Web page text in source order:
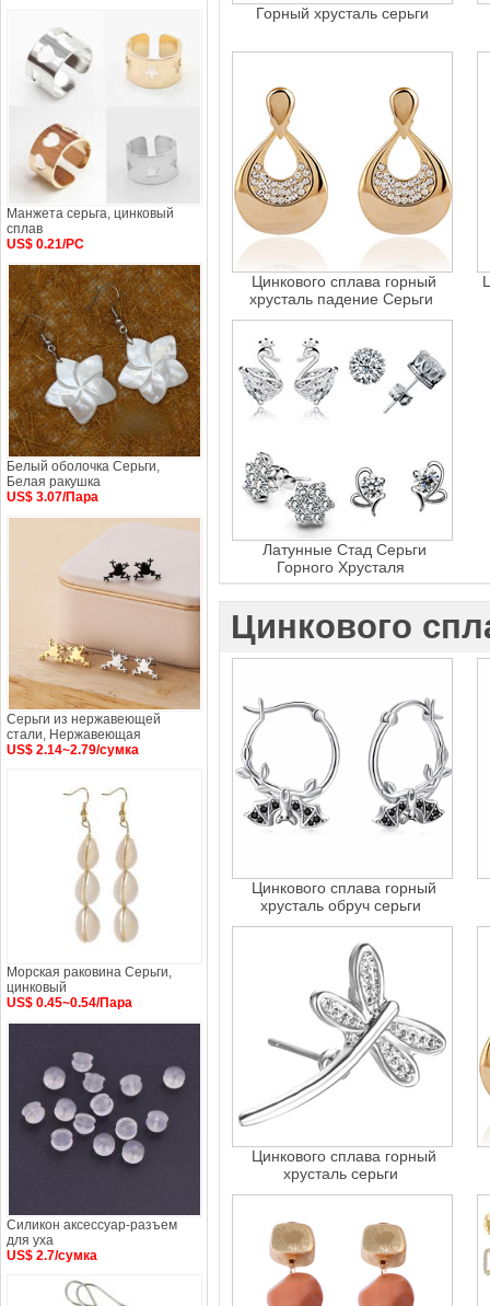
Горный хрусталь серьги
Цинкового сплава горный
хрусталь падение Серьги
Латунные Стад Серьги
Горного Хрусталя
Цинкового
Цинкового сплава горный
хрусталь обруч серьги
Цинкового сплава горный
хрусталь серьги
Манжета серьга, цинковый
сплав
US$ 0.21/PC
Белый оболочка Серьги,
Белая ракушка
US$ 3.07/Пара
Серьги из нержавеющей
стали, Нержавеющая
US$ 2.14~2.79/сумка
Морская раковина Серьги,
цинковый
US$ 0.45~0.54/Пара
Силикон аксессуар-разъем
для уха
US$ 2.7/сумка